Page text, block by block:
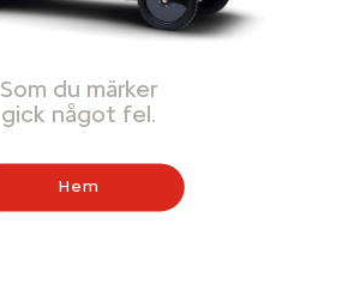
Som du märker
gick något fel.
Hem